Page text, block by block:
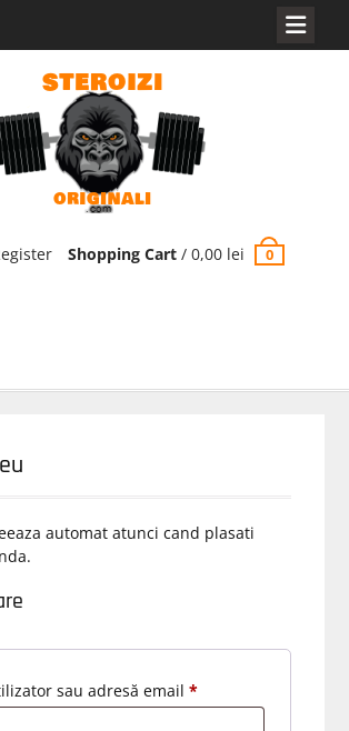
Shopping Cart/ 0,00 lei 0
automat atunci cand plasati
sau adresă email *Obligatoriu